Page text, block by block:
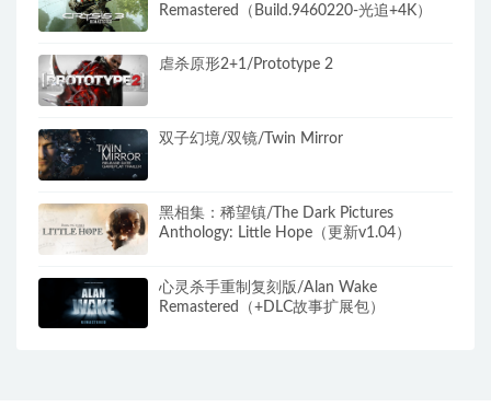
Remastered（Build.9460220-光追+4K）
虐杀原形2+1/Prototype 2
双子幻境/双镜/Twin Mirror
黑相集：稀望镇/The Dark Pictures
Anthology: Little Hope（更新v1.04）
心灵杀手重制复刻版/Alan Wake
Remastered（+DLC故事扩展包）